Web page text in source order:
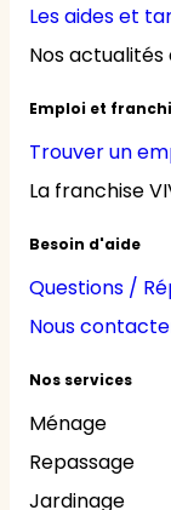
Les aides et
Nos actualités
Emploi et
Trouver un
La franchise
Besoin d'aide
Questions /
Nous
Nos services
Ménage
Repassage
Jardinage